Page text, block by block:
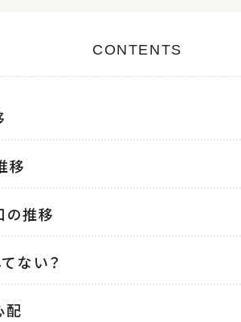
CONTENTS
移
の推移
ない？
配